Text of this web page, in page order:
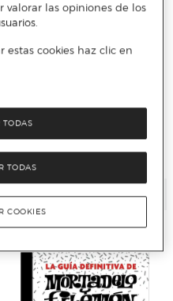
huertos vivientes (Magos del Humor
206) (Tapa dura)
Añadir
valorar las opiniones de los
cookies haz clic en
TODAS
TODAS
COOKIES